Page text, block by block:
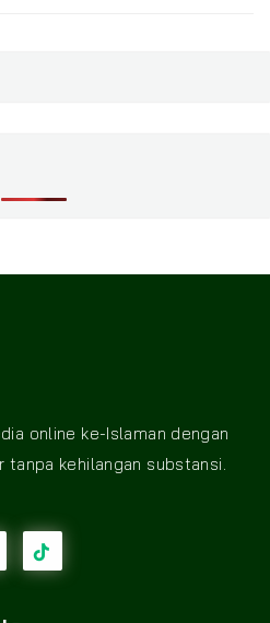
online ke-Islaman dengan
kehilangan substansi.